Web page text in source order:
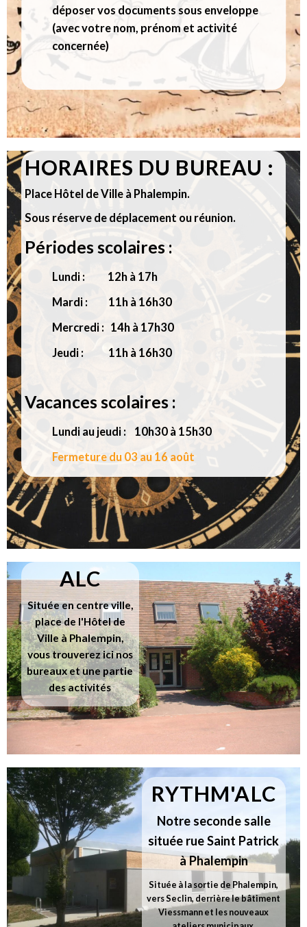
déposer vos documents sous enveloppe
(avec votre nom, prénom et activité
concernée)
HORAIRES DU BUREAU :
Place Hôtel de Ville à Phalempin.
Sous réserve de déplacement ou réunion.
Périodes scolaires :
Lundi : 12h à 17h
Mardi : 11h à 16h30
Mercredi : 14h à 17h30
Jeudi : 11h à 16h30
Vacances scolaires :
Lundi au jeudi : 10h30 à 15h30
Fermeture du 03 au 16 août
ALC
Située en centre ville,
place de l'Hôtel de
Ville à Phalempin,
vous trouverez ici nos
bureaux et une partie
des activités
RYTHM'ALC
Notre seconde salle
située rue Saint Patrick
à Phalempin
Située à la sortie de Phalempin,
vers Seclin, derrière le bâtiment
Viessmann et les nouveaux